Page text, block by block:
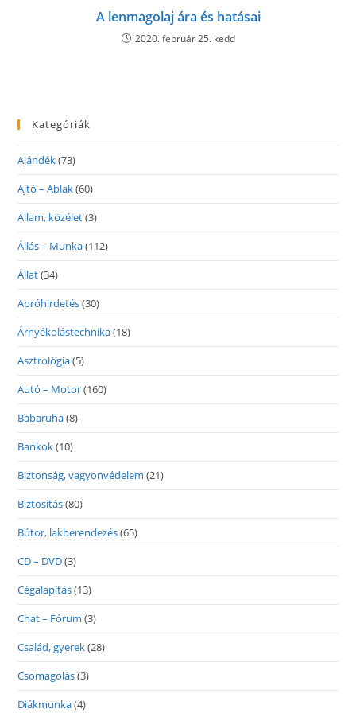
A lenmagolaj ára és hatásai
2020. február 25. kedd
Kategóriák
Ajándék(73)
Ajtó – Ablak(60)
Állam, közélet(3)
Állás – Munka(112)
Állat(34)
Apróhirdetés(30)
Árnyékolástechnika(18)
Asztrológia(5)
Autó – Motor(160)
Babaruha(8)
Bankok(10)
Biztonság, vagyonvédelem (21)
Biztosítás(80)
Bútor, lakberendezés(65)
CD – DVD(3)
Cégalapítás(13)
Chat – Fórum (3)
Család, gyerek(28)
Csomagolás(3)
Diákmunka(4)